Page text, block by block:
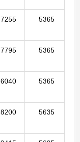
7255 5365
7795 5365
6040 5365
8200 5635